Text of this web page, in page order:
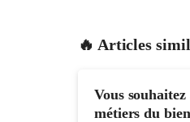
🔥 Articles
Vous
métiers du